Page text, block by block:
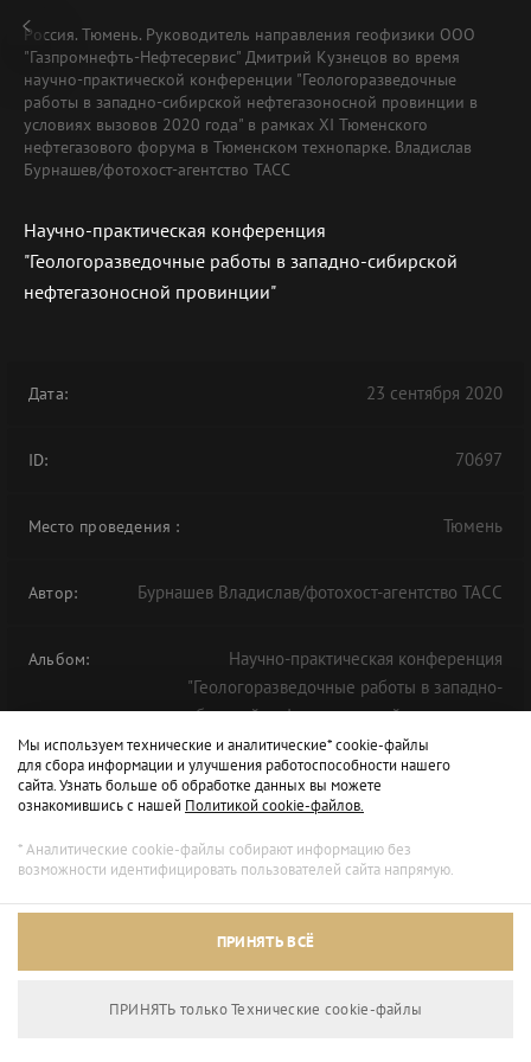
Россия. Тюмень. Руководитель направления геофизики ООО
"Газпромнефть-Нефтесервис" Дмитрий Кузнецов во время
научно-практической конференции "Геологоразведочные
работы в западно-сибирской нефтегазоносной провинции в
условиях вызовов 2020 года" в рамках XI Тюменского
нефтегазового форума в Тюменском технопарке. Владислав
Бурнашев/фотохост-агентство ТАСС
Научно-практическая конференция
"Геологоразведочные работы в западно-сибирской
нефтегазоносной провинции"
Дата: 23 сентября 2020
ID: 70697
Место проведения : Тюмень
Автор: Бурнашев Владислав/фотохост-агентство ТАСС
Альбом:
Научно-практическая конференция
"Геологоразведочные работы в западно-
сибирской нефтегазоносной провинции в
условиях вызовов 2020 года" в рамках ТНФ-2020
Мы используем технические и аналитические* cookie-файлы
для сбора информации и улучшения работоспособности нашего
сайта. Узнать больше об обработке данных вы можете
ознакомившись с нашей Политикой cookie-файлов.
* Аналитические cookie-файлы собирают информацию без
возможности идентифицировать пользователей сайта напрямую.
ПРИНЯТЬ ВСЁ
ПРИНЯТЬ только Технические сookie-файлы